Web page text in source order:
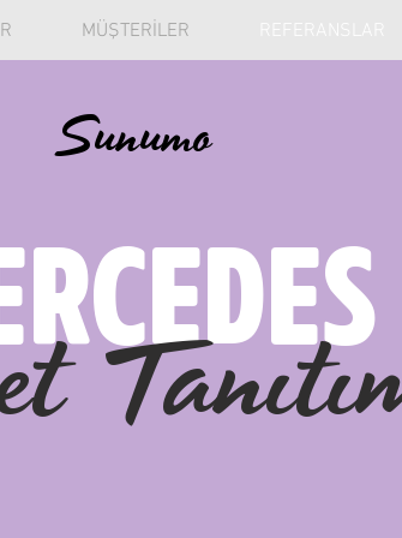
MÜŞTERİLER
Sunumo